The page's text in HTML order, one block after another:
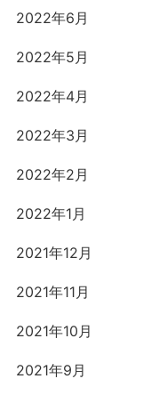
2022年6月
2022年5月
2022年4月
2022年3月
2022年2月
2022年1月
2021年12月
2021年11月
2021年10月
2021年9月